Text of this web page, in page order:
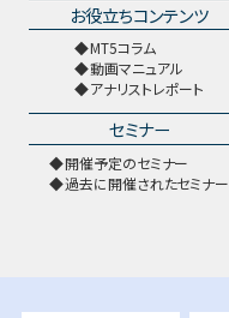
お役立ちコンテンツ
MT5コラム
動画マニュアル
アナリストレポート
セミナー
開催予定のセミナー
過去に開催されたセミナー